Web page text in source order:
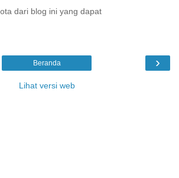
dari blog ini yang dapat
›
Beranda
Lihat versi web